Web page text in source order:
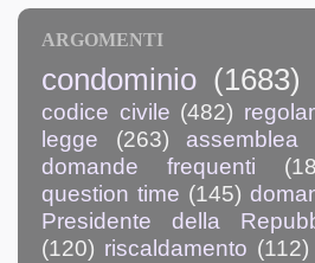
ARGOMENTI
condominio (1683)
codice civile (482)
legge
(263) assemblea
domande frequenti
question time (145)
Presidente della
(120) riscaldamento (112)